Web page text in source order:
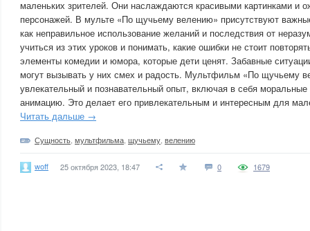
маленьких зрителей. Они наслаждаются красивыми картинками и
персонажей. В мульте «По щучьему велению» присутствуют
как неправильное использование желаний и последствия от
учиться из этих уроков и понимать, какие ошибки не стоит
элементы комедии и юмора, которые дети ценят. Забавные
могут вызывать у них смех и радость. Мультфильм «По щучьему
увлекательный и познавательный опыт, включая в себя
анимацию. Это делает его привлекательным и интересным для
Читать дальше →
Сущность мультфильма щучьему велению
woff 25 октября 2023, 18:47 0 1679